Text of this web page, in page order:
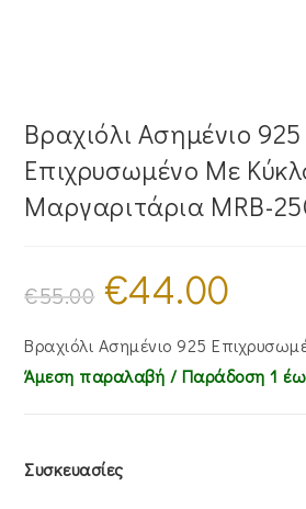
Βραχιόλι Ασημένιο 925
Επιχρυσωμένο Με
Μαργαριτάρια MRB-
€55.00
Original
price
was:
€44.00
Βραχιόλι Ασημένιο 925
Άμεση παραλαβή / Παράδoση 1
Συσκευασίες